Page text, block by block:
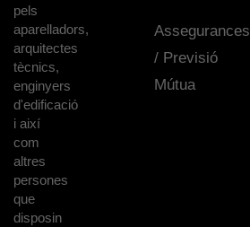
pels
aparelladors,
arquitectes
tècnics,
enginyers
d'edificació
i així
com
altres
persones
que
disposin
Assegurances
/ Previsió
Mútua